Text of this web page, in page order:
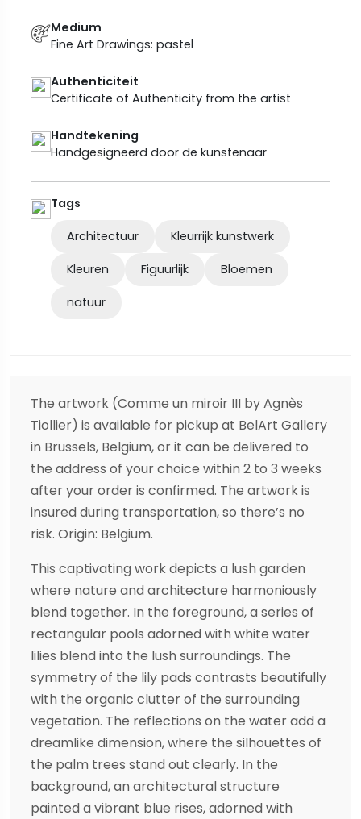
Medium
Fine Art Drawings: pastel
Authenticiteit
Certificate of Authenticity from the artist
Handtekening
Handgesigneerd door de kunstenaar
Tags
Architectuur Kleurrijk kunstwerk
Kleuren Figuurlijk Bloemen
natuur
The artwork (Comme un miroir III by Agnès
Tiollier) is available for pickup at BelArt Gallery
in Brussels, Belgium, or it can be delivered to
the address of your choice within 2 to 3 weeks
after your order is confirmed. The artwork is
insured during transportation, so there’s no
risk. Origin: Belgium.
This captivating work depicts a lush garden
where nature and architecture harmoniously
blend together. In the foreground, a series of
rectangular pools adorned with white water
lilies blend into the lush surroundings. The
symmetry of the lily pads contrasts beautifully
with the organic clutter of the surrounding
vegetation. The reflections on the water add a
dreamlike dimension, where the silhouettes of
the palm trees stand out clearly. In the
background, an architectural structure
painted a vibrant blue rises, adorned with